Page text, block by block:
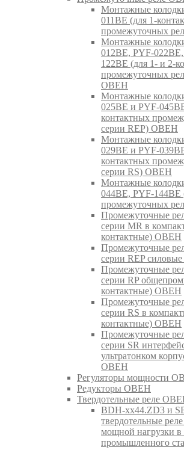
Монтажные
011BE (для 1-
промежуточных
Монтажные
012BE, PYF-
122BE (для 1- и 2-
промежуточных
ОВЕН
Монтажные
025BE и PYF-
контактных
серии REP) ОВЕН
Монтажные
029BE и PYF-
контактных
серии RS) ОВЕН
Монтажные
044BE, PYF-144BE
промежуточных
Промежуточные
серии MR в
контактные) ОВЕН
Промежуточные
серии REP
Промежуточные
серии RP
контактные) ОВЕН
Промежуточные
серии RS в
контактные) ОВЕН
Промежуточные
серии SR
ультратонком
ОВЕН
Регуляторы мощности
Редукторы ОВЕН
Твердотельные реле
BDH-xx44.ZD3 и
твердотельные
мощной нагрузки в
промышленного